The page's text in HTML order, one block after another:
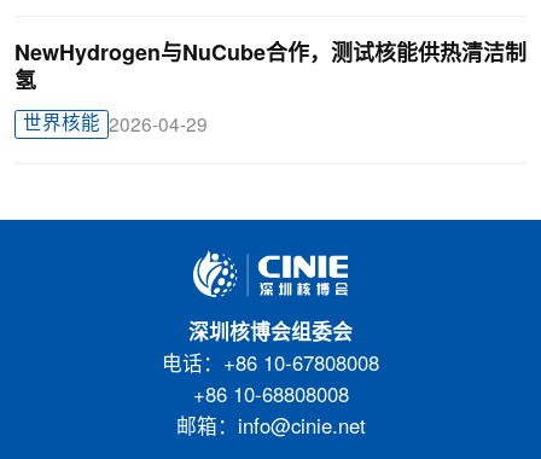
NewHydrogen与NuCube合作，测试核能供热清洁制
氢
世界核能 2026-04-29
深圳核博会组委会
电话：+86 10-67808008
+86 10-68808008
邮箱：info@cinie.net